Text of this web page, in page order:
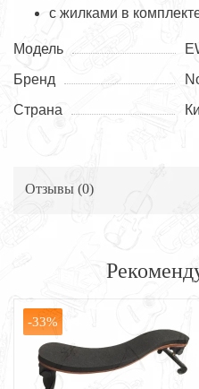
с жилками в
Модель
Бренд
Страна
Отзывы (0)
-33%